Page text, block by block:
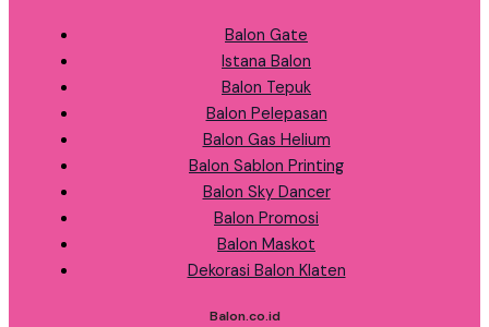
Balon Gate
Istana Balon
Balon Tepuk
Balon Pelepasan
Balon Gas Helium
Balon Sablon Printing
Balon Sky Dancer
Balon Promosi
Balon Maskot
Dekorasi Balon Klaten
Balon.co.id